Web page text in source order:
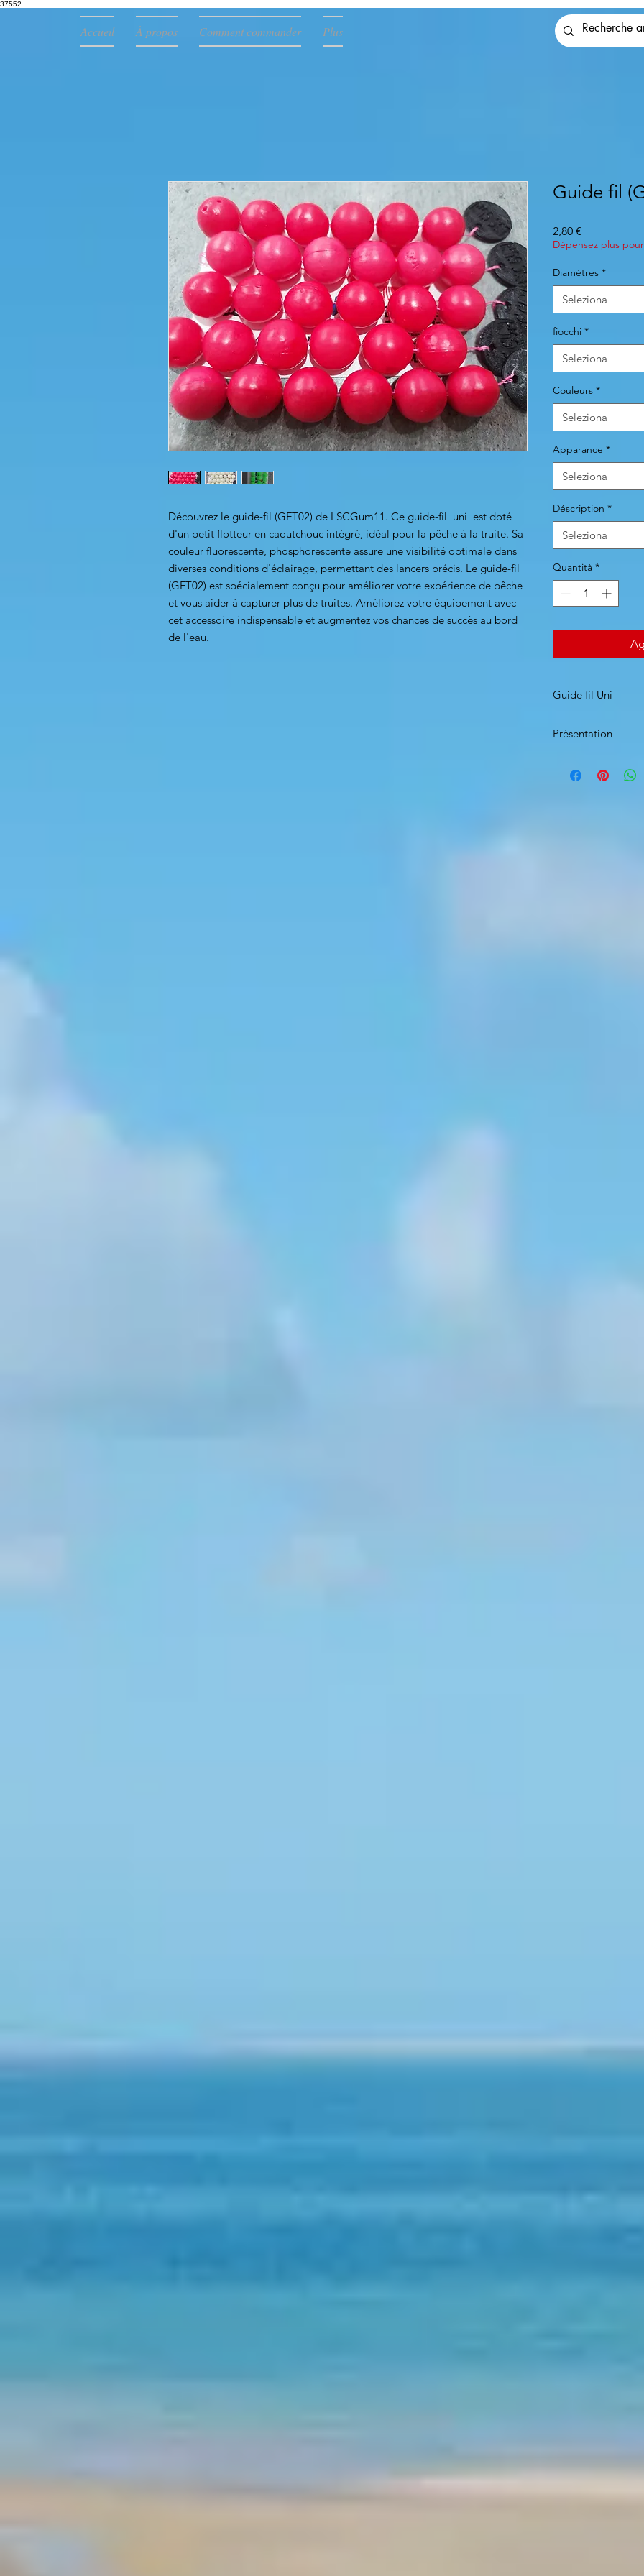
37552
Accueil À propos Comment commander Plus
Découvrez le guide-fil (GFT02) de LSCGum11. Ce guide-fil uni est doté
d'un petit flotteur en caoutchouc intégré, idéal pour la pêche à la truite. Sa
couleur fluorescente, phosphorescente assure une visibilité optimale dans
diverses conditions d'éclairage, permettant des lancers précis. Le guide-fil
(GFT02) est spécialement conçu pour améliorer votre expérience de pêche
et vous aider à capturer plus de truites. Améliorez votre équipement avec
cet accessoire indispensable et augmentez vos chances de succès au bord
de l'eau.
Guide fil
2,80 €
Dépensez plus
Diamètres *
Seleziona
fiocchi *
Seleziona
Couleurs *
Seleziona
Apparance *
Seleziona
Déscription *
Seleziona
Quantità *
Guide fil Uni
Diamètres10, 12 et
Présentation